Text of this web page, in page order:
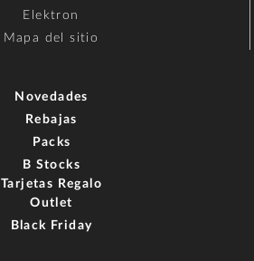
Elektron
Mapa del sitio
Novedades
Rebajas
Packs
B Stocks
Tarjetas Regalo
Outlet
Black Friday